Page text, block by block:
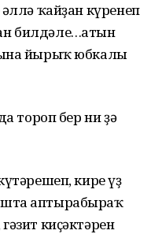
ҡайҙан күренеп
билдәле…Ҡатын
йырыҡ юбкалы
тороп бер ни ҙә
кире үҙ
аптырабыраҡ
киҫәктәрен